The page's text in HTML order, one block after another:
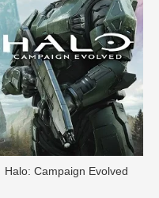
Halo: Campaign Evolved